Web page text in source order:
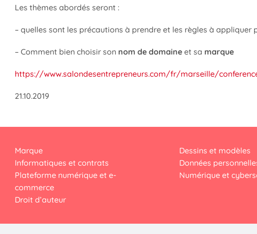
Les thèmes abordés seront :
– quelles sont les précautions à prendre et les règles à
– Comment bien choisir son nom de domaine et sa marque
https://www.salondesentrepreneurs.com/fr/marseille/
21.10.2019
Marque
Informatiques et contrats
Plateforme numérique et e-
commerce
Droit d’auteur
Dessins et modèles
Données
Numérique et